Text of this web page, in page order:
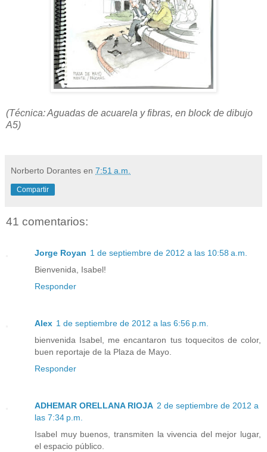
(Técnica: Aguadas de acuarela y fibras, en block de dibujo
A5)
Norberto Dorantes en 7:51 a.m.
Compartir
41 comentarios:
Jorge Royan 1 de septiembre de 2012 a las 10:58 a.m.
Bienvenida, Isabel!
Responder
Alex 1 de septiembre de 2012 a las 6:56 p.m.
bienvenida Isabel, me encantaron tus toquecitos de color,
buen reportaje de la Plaza de Mayo.
Responder
ADHEMAR ORELLANA RIOJA 2 de septiembre de 2012 a
las 7:34 p.m.
Isabel muy buenos, transmiten la vivencia del mejor lugar,
el espacio público.